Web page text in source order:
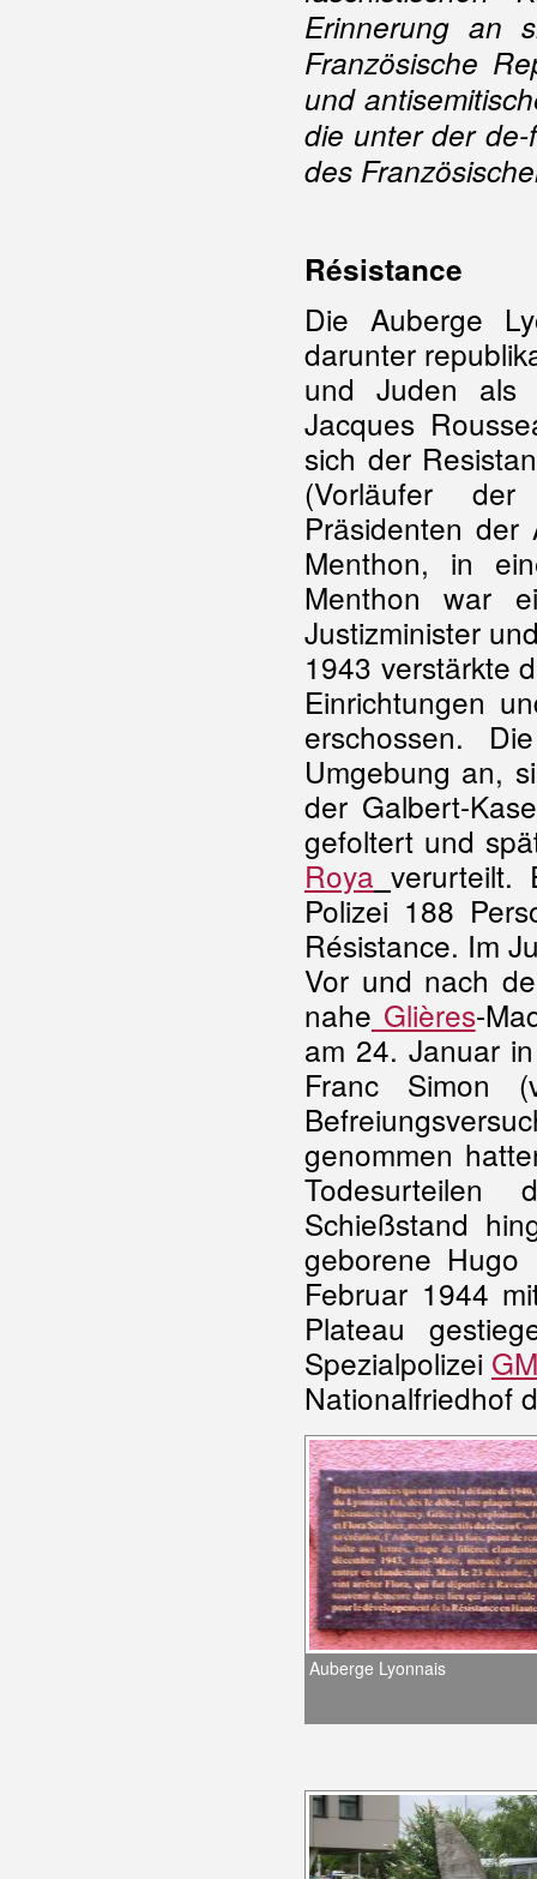
Erinnerung an
Französische
und
die unter der de-
des
Résistance
Die Auberge
darunter
und Juden als
Jacques
sich der
(Vorläufer
Präsidenten
Menthon, in
Menthon war
Justizminister
1943 verstärkte
Einrichtungen
erschossen.
Umgebung an,
der Galbert-
gefoltert und
Roya verurteilt.
Polizei 188
Résistance. Im
Vor und nach
nahe Glières-
am 24. Januar
Franc Simon
genommen
Todesurteilen
Schießstand
geborene Hugo
Februar 1944
Plateau
Spezialpolizei
Nationalfriedhof
Auberge Lyonnais